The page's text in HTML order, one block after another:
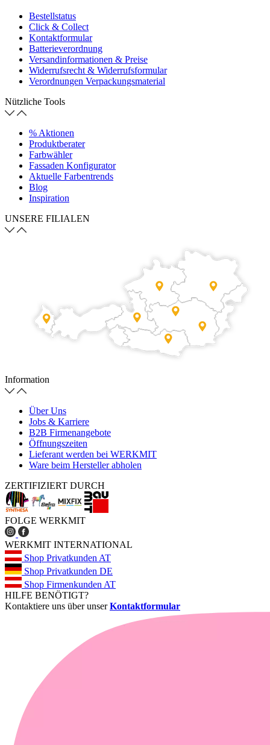
Bestellstatus
Click & Collect
Kontaktformular
Batterieverordnung
Versandinformationen & Preise
Widerrufsrecht & Widerrufsformular
Verordnungen Verpackungsmaterial
Nützliche Tools
% Aktionen
Produktberater
Farbwähler
Fassaden Konfigurator
Aktuelle Farbentrends
Blog
Inspiration
UNSERE FILIALEN
Information
Über Uns
Jobs & Karriere
B2B Firmenangebote
Öffnungszeiten
Lieferant werden bei WERKMIT
Ware beim Hersteller abholen
ZERTIFIZIERT DURCH
FOLGE WERKMIT
WERKMIT INTERNATIONAL
Shop Privatkunden AT
Shop Privatkunden DE
Shop Firmenkunden AT
HILFE BENÖTIGT?
Kontaktiere uns über unserKontaktformular